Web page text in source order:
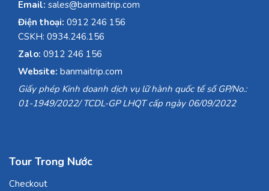
Email: sales@banmaitrip.com
Điện thoại: 0912 246 156
CSKH: 0934.246.156
Zalo: 0912 246 156
Website: banmaitrip.com
Giấy phép Kinh doanh dịch vụ lữ hành quốc tế số GP/No.:
01-1949/2022/ TCDL-GP LHQT cấp ngày 06/09/2022
Tour Trong Nước
Checkout